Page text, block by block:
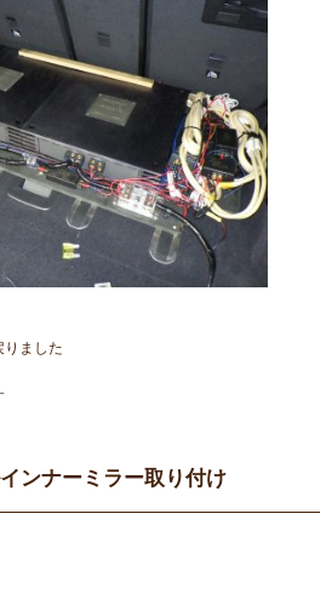
りました
ンナーミラー取り付け